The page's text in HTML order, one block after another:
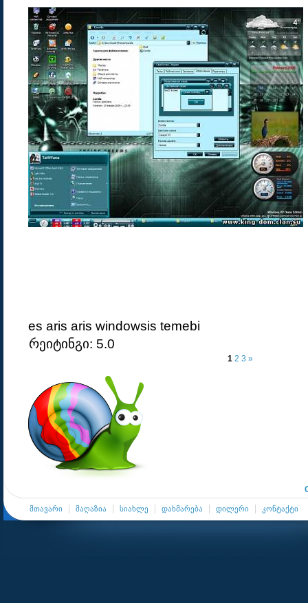
es aris aris windowsis temebi
რეიტინგი: 5.0
1 2 3 »
მთავარი მაღაზია სიახლე დახმარება დილერი კონტაქტი